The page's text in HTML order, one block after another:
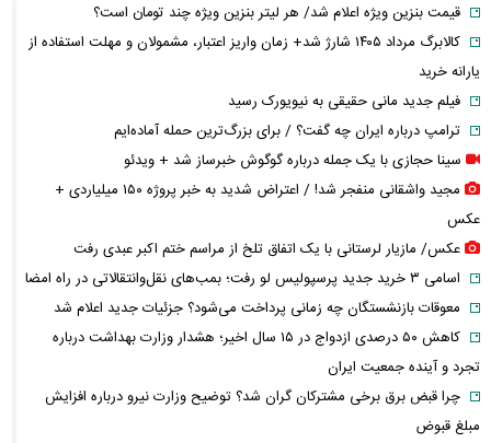
قیمت بنزین ویژه اعلام شد/ هر لیتر بنزین ویژه چند تومان است؟
کالابرگ مرداد ۱۴۰۵ شارژ شد+ زمان واریز اعتبار، مشمولان و مهلت استفاده از
یارانه خرید
فیلم جدید مانی حقیقی به نیویورک رسید
ترامپ درباره ایران چه گفت؟ / برای بزرگ‌ترین حمله آماده‌ایم
سینا حجازی با یک جمله درباره گوگوش خبرساز شد + ویدئو
مجید واشقانی منفجر شد! / اعتراض شدید به خبر پروژه ۱۵۰ میلیاردی +
عکس
عکس/ مازیار لرستانی با یک اتفاق تلخ از مراسم ختم اکبر عبدی رفت
اسامی ۳ خرید جدید پرسپولیس لو رفت؛ بمب‌های نقل‌وانتقالاتی در راه امضا
معوقات بازنشستگان چه زمانی پرداخت می‌شود؟ جزئیات جدید اعلام شد
کاهش ۵۰ درصدی ازدواج در ۱۵ سال اخیر؛ هشدار وزارت بهداشت درباره
تجرد و آینده جمعیت ایران
چرا قبض برق برخی مشترکان گران شد؟ توضیح وزارت نیرو درباره افزایش
مبلغ قبوض